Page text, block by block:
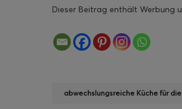
Dieser Beitrag enthält Werbung
abwechslungsreiche Küche für